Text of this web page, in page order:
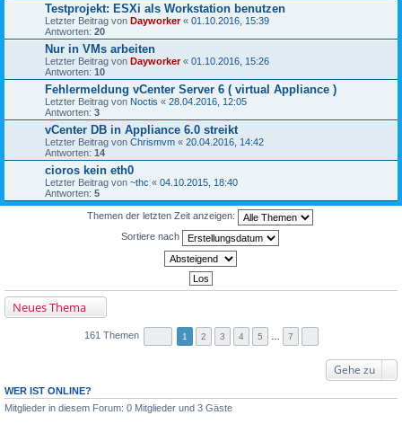
Testprojekt: ESXi als Workstation benutzen
Letzter Beitrag von Dayworker« 01.10.2016, 15:39
Antworten: 20
Nur in VMs arbeiten
Letzter Beitrag von Dayworker« 01.10.2016, 15:26
Antworten: 10
Fehlermeldung vCenter Server 6 ( virtual Appliance )
Letzter Beitrag von Noctis « 28.04.2016, 12:05
Antworten: 3
vCenter DB in Appliance 6.0 streikt
Letzter Beitrag von Chrismvm « 20.04.2016, 14:42
Antworten: 14
cioros kein eth0
Letzter Beitrag von ~thc « 04.10.2015, 18:40
Antworten: 5
Themen der letzten Zeit anzeigen:
Sortiere nach
Neues Thema
161 Themen 1 2 3 4 5 7
Gehe zu
WER IST ONLINE?
Mitglieder in diesem Forum: 0 Mitglieder und 3 Gäste